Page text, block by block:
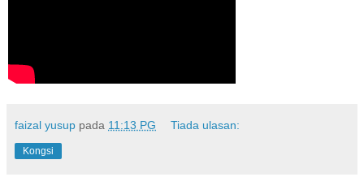
faizal yusup pada 11:13 PG Tiada ulasan:
Kongsi